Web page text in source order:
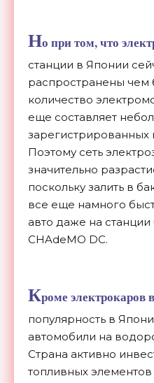
Но при том, что
станции в Японии
распространены чем
количество
еще составляет
зарегистрированных
Поэтому сеть
значительно
поскольку залить в
все еще намного
авто даже на
CHAdeMO DC.
Кроме электрокаров
популярность в
автомобили на
Страна активно
топливных